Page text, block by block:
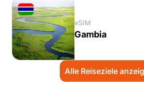
eSIM
Gambia
Alle Reiseziele